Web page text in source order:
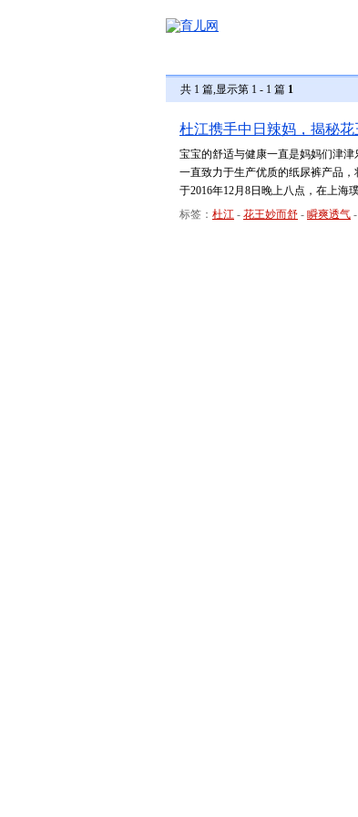
共 1 篇,显示第 1 - 1 篇 1
杜江携手中日辣妈，揭秘花
宝宝的舒适与健康一直是妈妈们津
一直致力于生产优质的纸尿裤产品
于2016年12月8日晚上八点，在上海
标签： 杜江 - 花王妙而舒 - 瞬爽透气 -